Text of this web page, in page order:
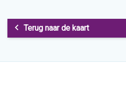
Terug naar de kaart